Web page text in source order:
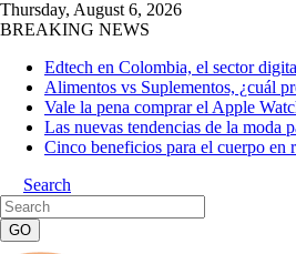
Thursday, August 6, 2026
BREAKING NEWS
Edtech en Colombia, el sector
Alimentos vs Suplementos, ¿cuál
Vale la pena comprar el Apple
Las nuevas tendencias de la moda
Cinco beneficios para el cuerpo en
Search